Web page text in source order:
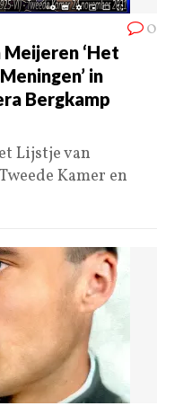
0
‘Het
in
Bergkamp
Lijstje van
Kamer en